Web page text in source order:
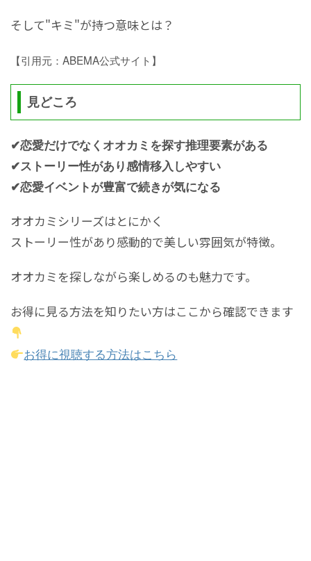
そして"キミ"が持つ意味とは？
【引用元：ABEMA公式サイト】
見どころ
✔恋愛だけでなくオオカミを探す推理要素がある
✔ストーリー性があり感情移入しやすい
✔恋愛イベントが豊富で続きが気になる
オオカミシリーズはとにかく
ストーリー性があり感動的で美しい雰囲気が特徴。
オオカミを探しながら楽しめるのも魅力です。
お得に見る方法を知りたい方はここから確認できます
お得に視聴する方法はこちら